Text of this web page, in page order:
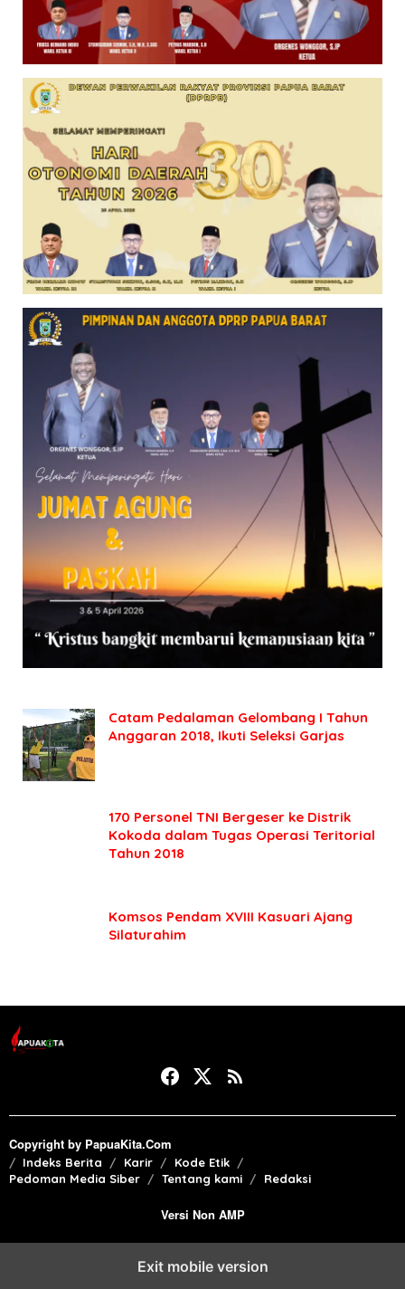
Catam Pedalaman Gelombang I Tahun
Anggaran 2018, Ikuti Seleksi Garjas
170 Personel TNI Bergeser ke Distrik
Kokoda dalam Tugas Operasi Teritorial
Tahun 2018
Komsos Pendam XVIII Kasuari Ajang
Silaturahim
Copyright by PapuaKita.Com
Indeks Berita Karir
Kode Etik
Pedoman Media Siber
Tentang kami Redaksi
Versi Non AMP
Exit mobile version